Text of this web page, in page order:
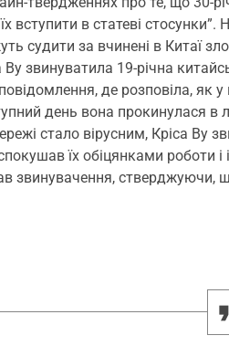
вступити в статеві
судити за вчинені в Китаї
Ву звинуватила 19-річна
де розповіла, як у
день вона прокинулася
стало вірусним, Кріса Ву
їх обіцянками роботи
звинувачення, стверджуючи,